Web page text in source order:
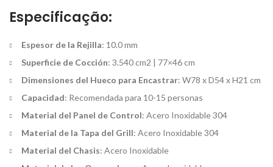
Especificação:
Espesor de la Rejilla: 10.0 mm
Superficie de Cocción: 3.540 cm2 | 77×46 cm
Dimensiones del Hueco para Encastrar: W78 x D54 x H21 cm
Capacidad: Recomendada para 10-15 personas
Material del Panel de Control: Acero Inoxidable 304
Material de la Tapa del Grill: Acero Inoxidable 304
Material del Chasis: Acero Inoxidable